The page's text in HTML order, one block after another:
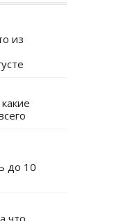
из
до 10
что